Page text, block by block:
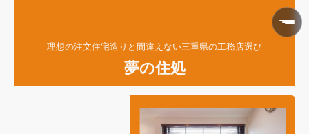
理想の注文住宅造りと間違えない三重県の工務店選び
夢の住処